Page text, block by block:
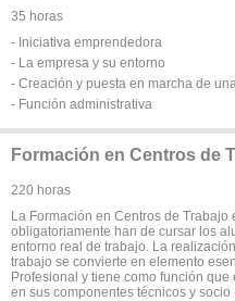
35 horas
- Iniciativa emprendedora
- La empresa y su entorno
- Creación y puesta en marcha de
- Función administrativa
Formación en Centros de
220 horas
La Formación en Centros de
obligatoriamente han de cursar los
entorno real de trabajo. La
trabajo se convierte en elemento
Profesional y tiene como función
en sus componentes técnicos y socio